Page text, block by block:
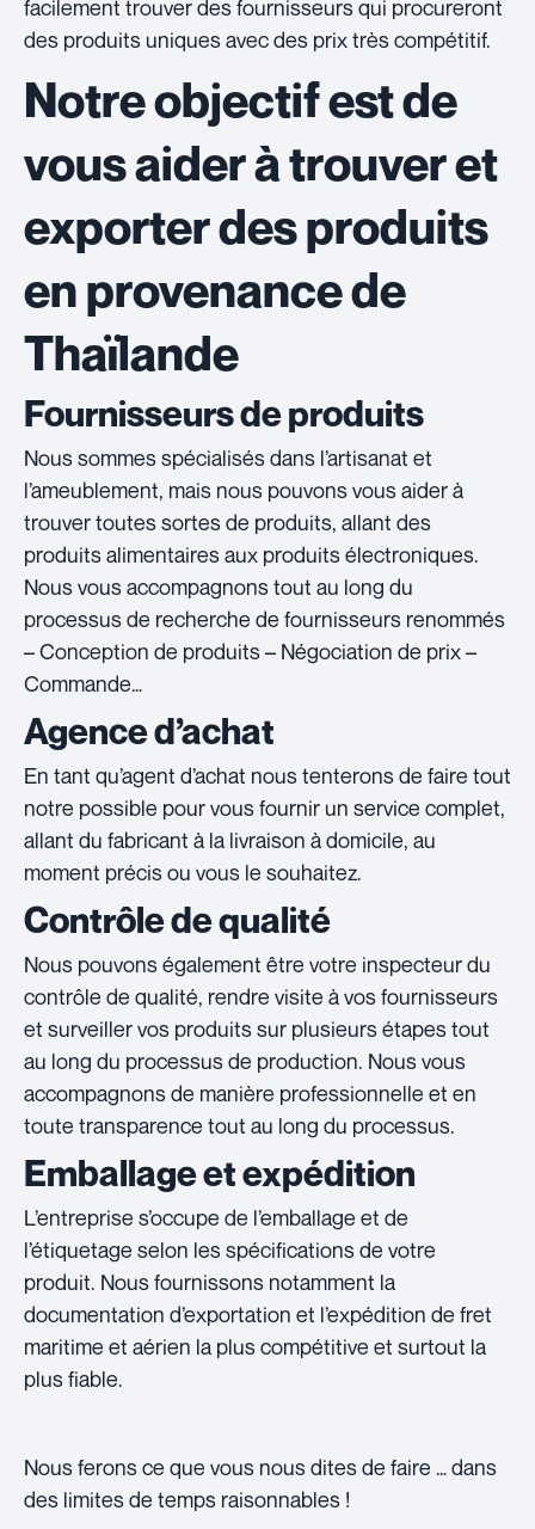
facilement trouver des fournisseurs qui procureront
des produits uniques avec des prix très compétitif.
Notre objectif est de
vous aider à trouver et
exporter des produits
en provenance de
Thaïlande
Fournisseurs de produits
Nous sommes spécialisés dans l’artisanat et
l’ameublement, mais nous pouvons vous aider à
trouver toutes sortes de produits, allant des
produits alimentaires aux produits électroniques.
Nous vous accompagnons tout au long du
processus de recherche de fournisseurs renommés
– Conception de produits – Négociation de prix –
Commande…
Agence d’achat
En tant qu’agent d’achat nous tenterons de faire tout
notre possible pour vous fournir un service complet,
allant du fabricant à la livraison à domicile, au
moment précis ou vous le souhaitez.
Contrôle de qualité
Nous pouvons également être votre inspecteur du
contrôle de qualité, rendre visite à vos fournisseurs
et surveiller vos produits sur plusieurs étapes tout
au long du processus de production. Nous vous
accompagnons de manière professionnelle et en
toute transparence tout au long du processus.
Emballage et expédition
L’entreprise s’occupe de l’emballage et de
l’étiquetage selon les spécifications de votre
produit. Nous fournissons notamment la
documentation d’exportation et l’expédition de fret
maritime et aérien la plus compétitive et surtout la
plus fiable.
Nous ferons ce que vous nous dites de faire … dans
des limites de temps raisonnables !